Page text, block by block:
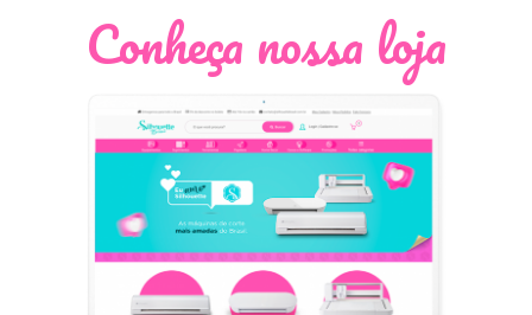
Conheça nossa loja
Léia Pastori